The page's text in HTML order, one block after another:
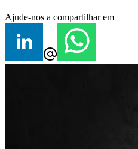
Ajude-nos a compartilhar em